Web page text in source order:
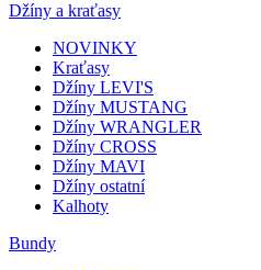
Džíny a kraťasy
NOVINKY
Kraťasy
Džíny LEVI'S
Džíny MUSTANG
Džíny WRANGLER
Džíny CROSS
Džíny MAVI
Džíny ostatní
Kalhoty
Bundy